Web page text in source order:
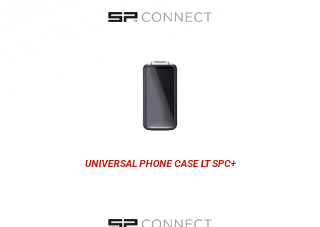
UNIVERSAL PHONE CASE LT SPC+